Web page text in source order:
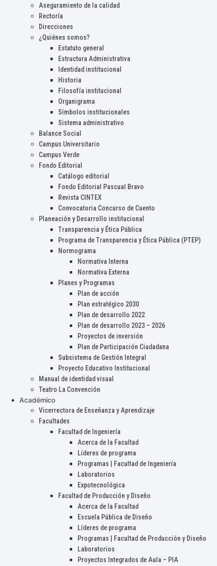
Aseguramiento de la calidad
Rectoría
Direcciones
¿Quiénes somos?
Estatuto general
Estructura Administrativa
Identidad institucional
Historia
Filosofía institucional
Organigrama
Símbolos institucionales
Sistema administrativo
Balance Social
Campus Universitario
Campus Verde
Fondo Editorial
Catálogo editorial
Fondo Editorial Pascual Bravo
Revista CINTEX
Convocatoria Concurso de Cuento
Planeación y Desarrollo institucional
Transparencia y Ética Pública
Programa de Transparencia y Ética Pública (PTEP)
Normograma
Normativa Interna
Normativa Externa
Planes y Programas
Plan de acción
Plan estratégico 2030
Plan de desarrollo 2022
Plan de desarrollo 2023 – 2026
Proyectos de inversión
Plan de Participación Ciudadana
Subsistema de Gestión Integral
Proyecto Educativo Institucional
Manual de identidad visual
Teatro La Convención
Académico
Vicerrectora de Enseñanza y Aprendizaje
Facultades
Facultad de Ingeniería
Acerca de la Facultad
Líderes de programa
Programas | Facultad de Ingeniería
Laboratorios
Expotecnológica
Facultad de Producción y Diseño
Acerca de la Facultad
Escuela Pública de Diseño
Líderes de programa
Programas | Facultad de Producción y Diseño
Laboratorios
Proyectos Integrados de Aula – PIA